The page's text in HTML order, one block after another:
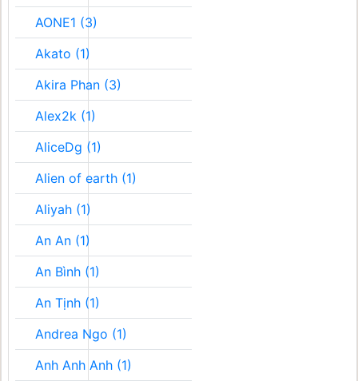
AONE1 (3)
Akato (1)
Akira Phan (3)
Alex2k (1)
AliceDg (1)
Alien of earth (1)
Aliyah (1)
An An (1)
An Bình (1)
An Tịnh (1)
Andrea Ngo (1)
Anh Anh Anh (1)